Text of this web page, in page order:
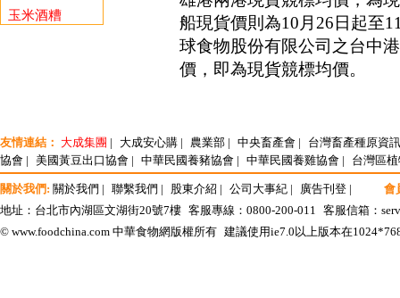
玉米酒糟
船現貨價則為10月26日起至
球食物股份有限公司之台中
價，即為現貨競標均價。
友情連結： 大成集團 | 大成安心購 | 農業部 | 中央畜產會 |
台灣畜產種原資
協會 | 美國黃豆出口協會 | 中華民國養豬協會 | 中華民國養雞協會 | 台灣區
關於我們: 關於我們 | 聯繫我們 | 股東介紹 | 公司大事紀 | 廣告刊登 |
會
地址：台北市內湖區文湖街20號7樓 客服專線：0800-200-011 客服信箱：
© www.foodchina.com 中華食物網版權所有 建議使用ie7.0以上版本在